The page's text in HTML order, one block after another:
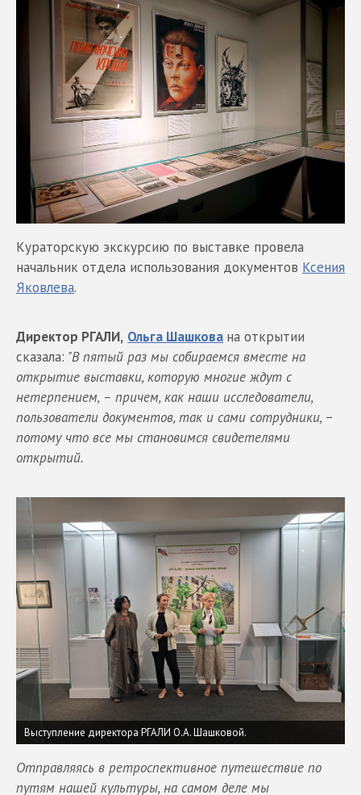
Кураторскую экскурсию по выставке провела
начальник отдела использования документов Ксения
Яковлева.
Директор РГАЛИ, Ольга Шашкова на открытии
сказала: "В пятый раз мы собираемся вместе на
открытие выставки, которую многие ждут с
нетерпением, – причем, как наши исследователи,
пользователи документов, так и сами сотрудники, −
потому что все мы становимся свидетелями
открытий.
Выступление директора РГАЛИ О.А. Шашковой.
Отправляясь в ретроспективное путешествие по
путям нашей культуры, на самом деле мы